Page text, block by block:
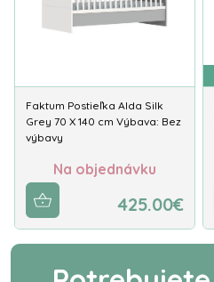
Faktum Postieľka Alda Silk
Grey 70 X 140 cm Výbava: Bez
výbavy
Na objednávku
425.00€